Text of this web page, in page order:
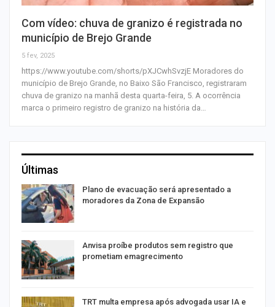
Com vídeo: chuva de granizo é registrada no
município de Brejo Grande
5 fev, 2025
https://www.youtube.com/shorts/pXJCwhSvzjE Moradores do
município de Brejo Grande, no Baixo São Francisco, registraram
chuva de granizo na manhã desta quarta-feira, 5. A ocorrência
marca o primeiro registro de granizo na história da…
Últimas
Plano de evacuação será apresentado a
moradores da Zona de Expansão
Anvisa proíbe produtos sem registro que
prometiam emagrecimento
TRT multa empresa após advogada usar IA e